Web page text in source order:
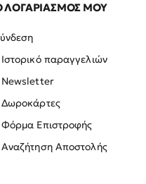
ΛΟΓΑΡΙΑΣΜΟΣ ΜΟΥ
Ιστορικό παραγγελιών
Newsletter
Δωροκάρτες
Φόρμα Επιστροφής
Αναζήτηση Αποστολής